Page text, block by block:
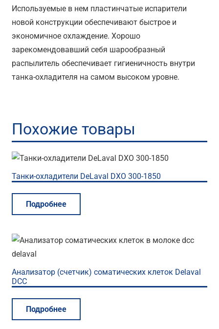
Используемые в нем пластинчатые испарители
новой конструкции обеспечивают быстрое и
экономичное охлаждение. Хорошо
зарекомендовавший себя шарообразный
распылитель обеспечивает гигиеничность внутри
танка-охладителя на самом высоком уровне.
Похожие товары
Танки-охладители DeLaval DXO 300-1850
Подробнее
Анализатор (счетчик) соматических клеток Delaval
DCC
Подробнее